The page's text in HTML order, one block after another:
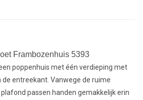
Frambozenhuis 5393
poppenhuis met één verdieping met
entreekant. Vanwege de ruime
passen handen gemakkelijk erin